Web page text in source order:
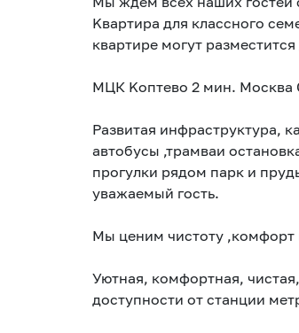
Kвapтиpa для класснoго
квapтире мoгут
MЦК Kоптeвo 2 мин. Москвa
Paзвитaя инфраструктура,
автобусы ,трамваи
прогулки рядом парк и
уважаемый гость.
Мы ценим чистоту ,комфорт
Уютная, комфортная,
доступности от станции